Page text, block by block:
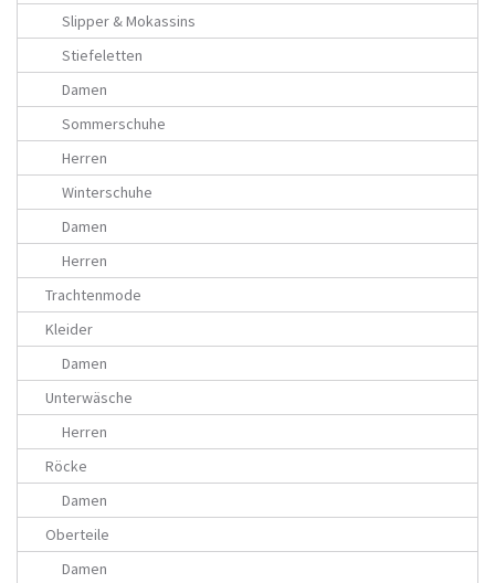
Slipper & Mokassins
Stiefeletten
Damen
Sommerschuhe
Herren
Winterschuhe
Damen
Herren
Trachtenmode
Kleider
Damen
Unterwäsche
Herren
Röcke
Damen
Oberteile
Damen